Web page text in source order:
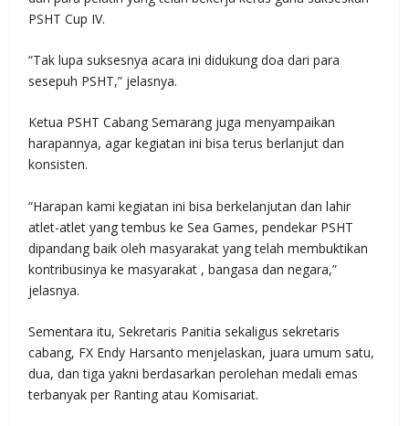
PSHT Cup IV.
“Tak lupa suksesnya acara ini didukung doa dari para
sesepuh PSHT,” jelasnya.
Ketua PSHT Cabang Semarang juga menyampaikan
harapannya, agar kegiatan ini bisa terus berlanjut dan
konsisten.
“Harapan kami kegiatan ini bisa berkelanjutan dan lahir
atlet-atlet yang tembus ke Sea Games, pendekar PSHT
dipandang baik oleh masyarakat yang telah membuktikan
kontribusinya ke masyarakat , bangasa dan negara,”
jelasnya.
Sementara itu, Sekretaris Panitia sekaligus sekretaris
cabang, FX Endy Harsanto menjelaskan, juara umum satu,
dua, dan tiga yakni berdasarkan perolehan medali emas
terbanyak per Ranting atau Komisariat.